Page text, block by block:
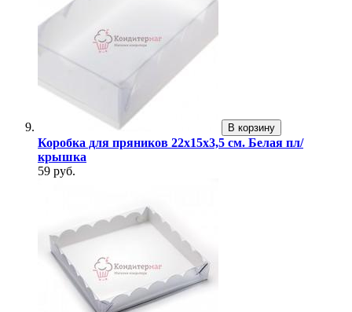
В корзину
Коробка для пряников 22х15х3,5 см. Белая пл/
крышка
59 руб.